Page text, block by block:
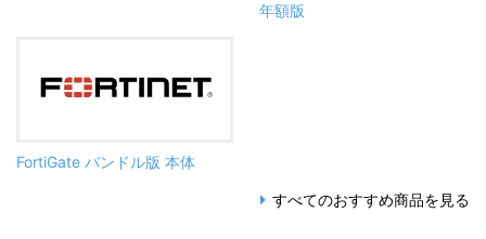
年額版
FortiGate バンドル版 本体
すべてのおすすめ商品を見る